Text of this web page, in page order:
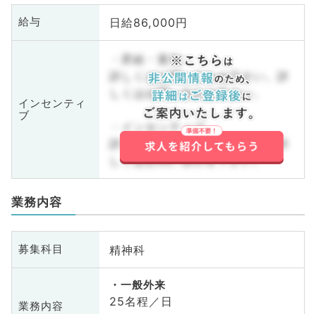
給与 日給86,000円
インセンティ
ブ
・昇給・賞与
詳しくはお問い合わせ下さい。詳
しくはお問い合わせ下さい。
・インセンティブ
詳しくはお問い合わせ下さい。詳
しくはお問い合わせ下さい。
業務内容
募集科目 精神科
業務内容
一般外来
25名程／日